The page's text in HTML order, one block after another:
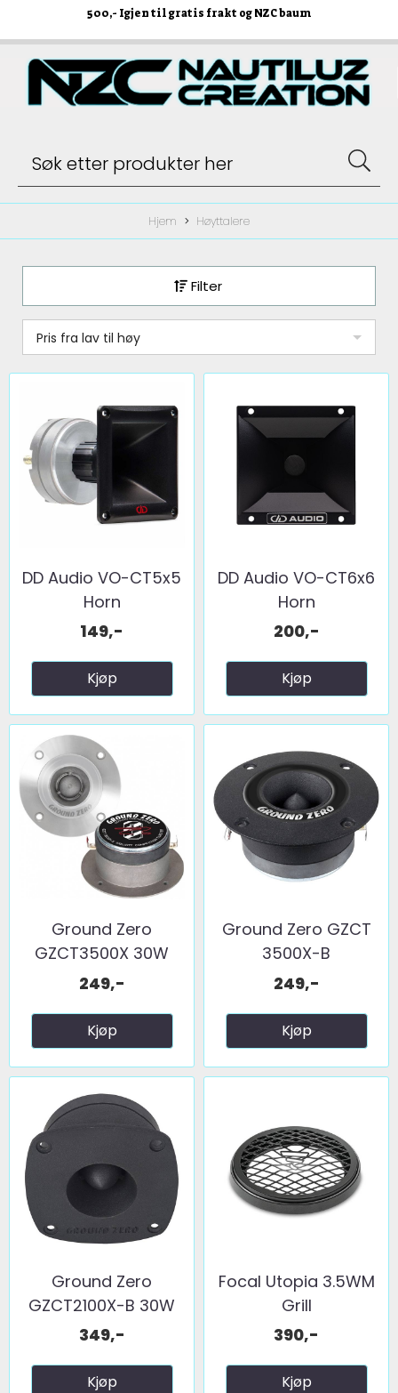
500,- Igjen til gratis frakt og NZC baum
Hjem Høyttalere
Filter
Pris fra lav til høy
DD Audio VO-CT5x5
Horn
149,-
Kjøp
DD Audio VO-CT6x6
Horn
200,-
Kjøp
Ground Zero
GZCT3500X 30W
RMS
249,-
Kjøp
Ground Zero GZCT
3500X-B
249,-
Kjøp
Ground Zero
GZCT2100X-B 30W
RMS
349,-
Kjøp
Focal Utopia 3.5WM
Grill
390,-
Kjøp